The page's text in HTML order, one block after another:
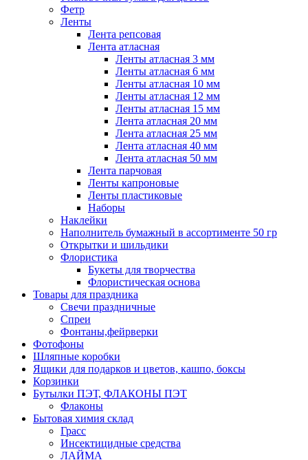
Фетр
Ленты
Лента репсовая
Лента атласная
Ленты атласная 3 мм
Ленты атласная 6 мм
Ленты атласная 10 мм
Ленты атласная 12 мм
Ленты атласная 15 мм
Лента атласная 20 мм
Лента атласная 25 мм
Лента атласная 40 мм
Лента атласная 50 мм
Лента парчовая
Ленты капроновые
Ленты пластиковые
Наборы
Наклейки
Наполнитель бумажный в ассортименте 50 гр
Открытки и шильдики
Флористика
Букеты для творчества
Флористическая основа
Товары для праздника
Свечи праздничные
Спреи
Фонтаны,фейрверки
Фотофоны
Шляпные коробки
Ящики для подарков и цветов, кашпо, боксы
Корзинки
Бутылки ПЭТ, ФЛАКОНЫ ПЭТ
Флаконы
Бытовая химия склад
Грасс
Инсектицидные средства
ЛАЙМА